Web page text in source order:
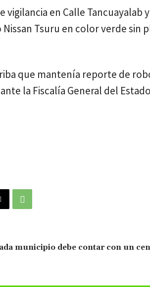
en Calle Tancuayalab
Tsuru en color verde sin
que mantenía reporte de
la Fiscalía General del
municipio debe contar con un